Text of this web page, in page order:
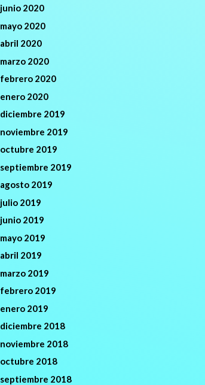
junio 2020
mayo 2020
abril 2020
marzo 2020
febrero 2020
enero 2020
diciembre 2019
noviembre 2019
octubre 2019
septiembre 2019
agosto 2019
julio 2019
junio 2019
mayo 2019
abril 2019
marzo 2019
febrero 2019
enero 2019
diciembre 2018
noviembre 2018
octubre 2018
septiembre 2018